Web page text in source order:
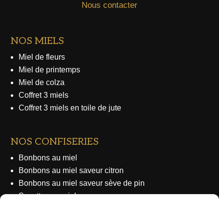
Nous contacter
NOS MIELS
Miel de fleurs
Miel de printemps
Miel de colza
Coffret 3 miels
Coffret 3 miels en toile de jute
NOS CONFISERIES
Bonbons au miel
Bonbons au miel saveur citron
Bonbons au miel saveur sève de pin
Sucettes au miel